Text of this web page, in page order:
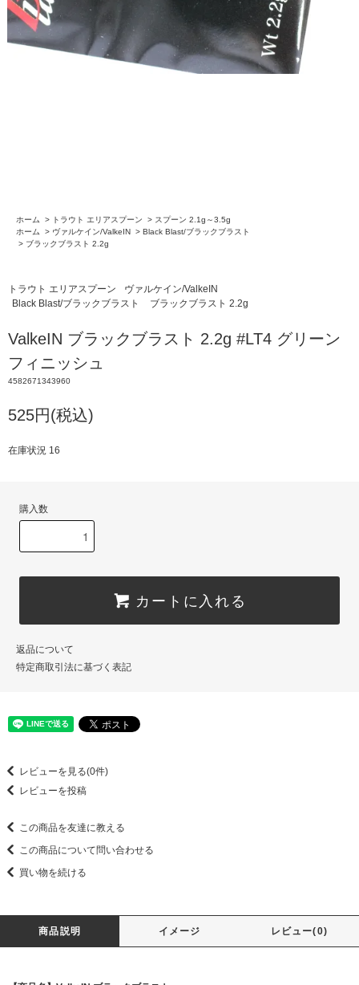
ホーム > トラウト エリアスプーン > スプーン 2.1g～3.5g
ホーム
> ヴァルケイン/ValkeIN > Black Blast/ブラックブラスト
> ブラックブラスト 2.2g
トラウト エリアスプーン
ヴァルケイン/ValkeIN
Black Blast/ブラックブラスト
ブラックブラスト 2.2g
ValkeIN ブラックブラスト 2.2g #LT4 グリーン
フィニッシュ
4582671343960
525円(税込)
在庫状況 16
購入数
カートに入れる
返品について
特定商取引法に基づく表記
レビューを見る(0件)
レビューを投稿
この商品を友達に教える
この商品について問い合わせる
買い物を続ける
商品説明 イメージ レビュー(0)